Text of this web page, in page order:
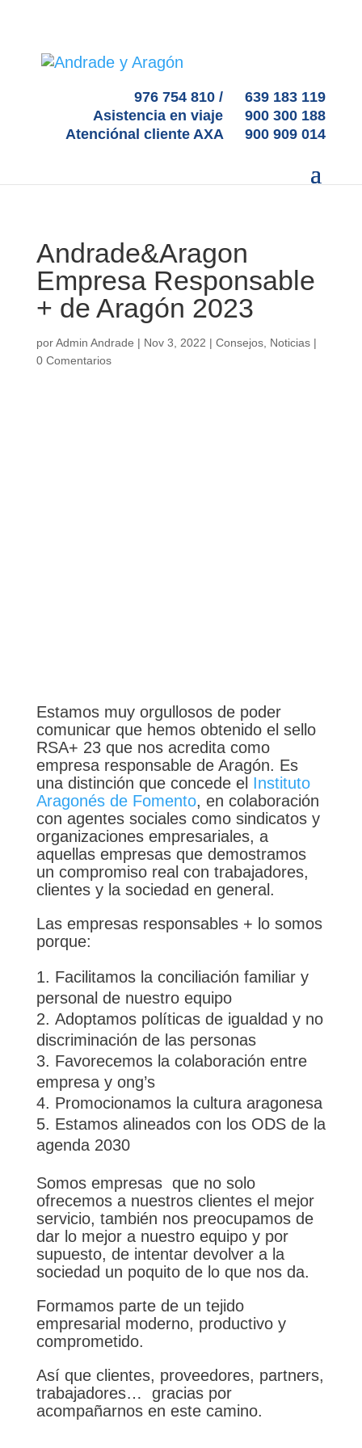
976 754 810 /
639 183 119
Asistencia en viaje
900 300 188
Atenciónal cliente AXA
900 909 014
Andrade&Aragon
Empresa Responsable
+ de Aragón 2023
porAdmin Andrade | Nov 3, 2022 | Consejos, Noticias|
0 Comentarios
Estamos muy orgullosos de poder
comunicar que hemos obtenido el sello
RSA+ 23 que nos acredita como
empresa responsable de Aragón. Es
una distinción que concede el Instituto
Aragonés de Fomento, en colaboración
con agentes sociales como sindicatos y
organizaciones empresariales, a
aquellas empresas que demostramos
un compromiso real con trabajadores,
clientes y la sociedad en general.
Las empresas responsables + lo somos
porque:
Facilitamos la conciliación familiar y
personal de nuestro equipo
Adoptamos políticas de igualdad y no
discriminación de las personas
Favorecemos la colaboración entre
empresa y ong’s
Promocionamos la cultura aragonesa
Estamos alineados con los ODS de la
agenda 2030
Somos empresas que no solo
ofrecemos a nuestros clientes el mejor
servicio, también nos preocupamos de
dar lo mejor a nuestro equipo y por
supuesto, de intentar devolver a la
sociedad un poquito de lo que nos da.
Formamos parte de un tejido
empresarial moderno, productivo y
comprometido.
Así que clientes, proveedores, partners,
trabajadores… gracias por
acompañarnos en este camino.